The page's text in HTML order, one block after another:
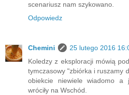
scenariusz nam szykowano.
Odpowiedz
Chemini
25 lutego 2016
Koledzy z eksploracji mówią
tymczasowy "zbiórka i ruszamy
obiekcie niewiele wiadomo a
wróciły na Wschód.